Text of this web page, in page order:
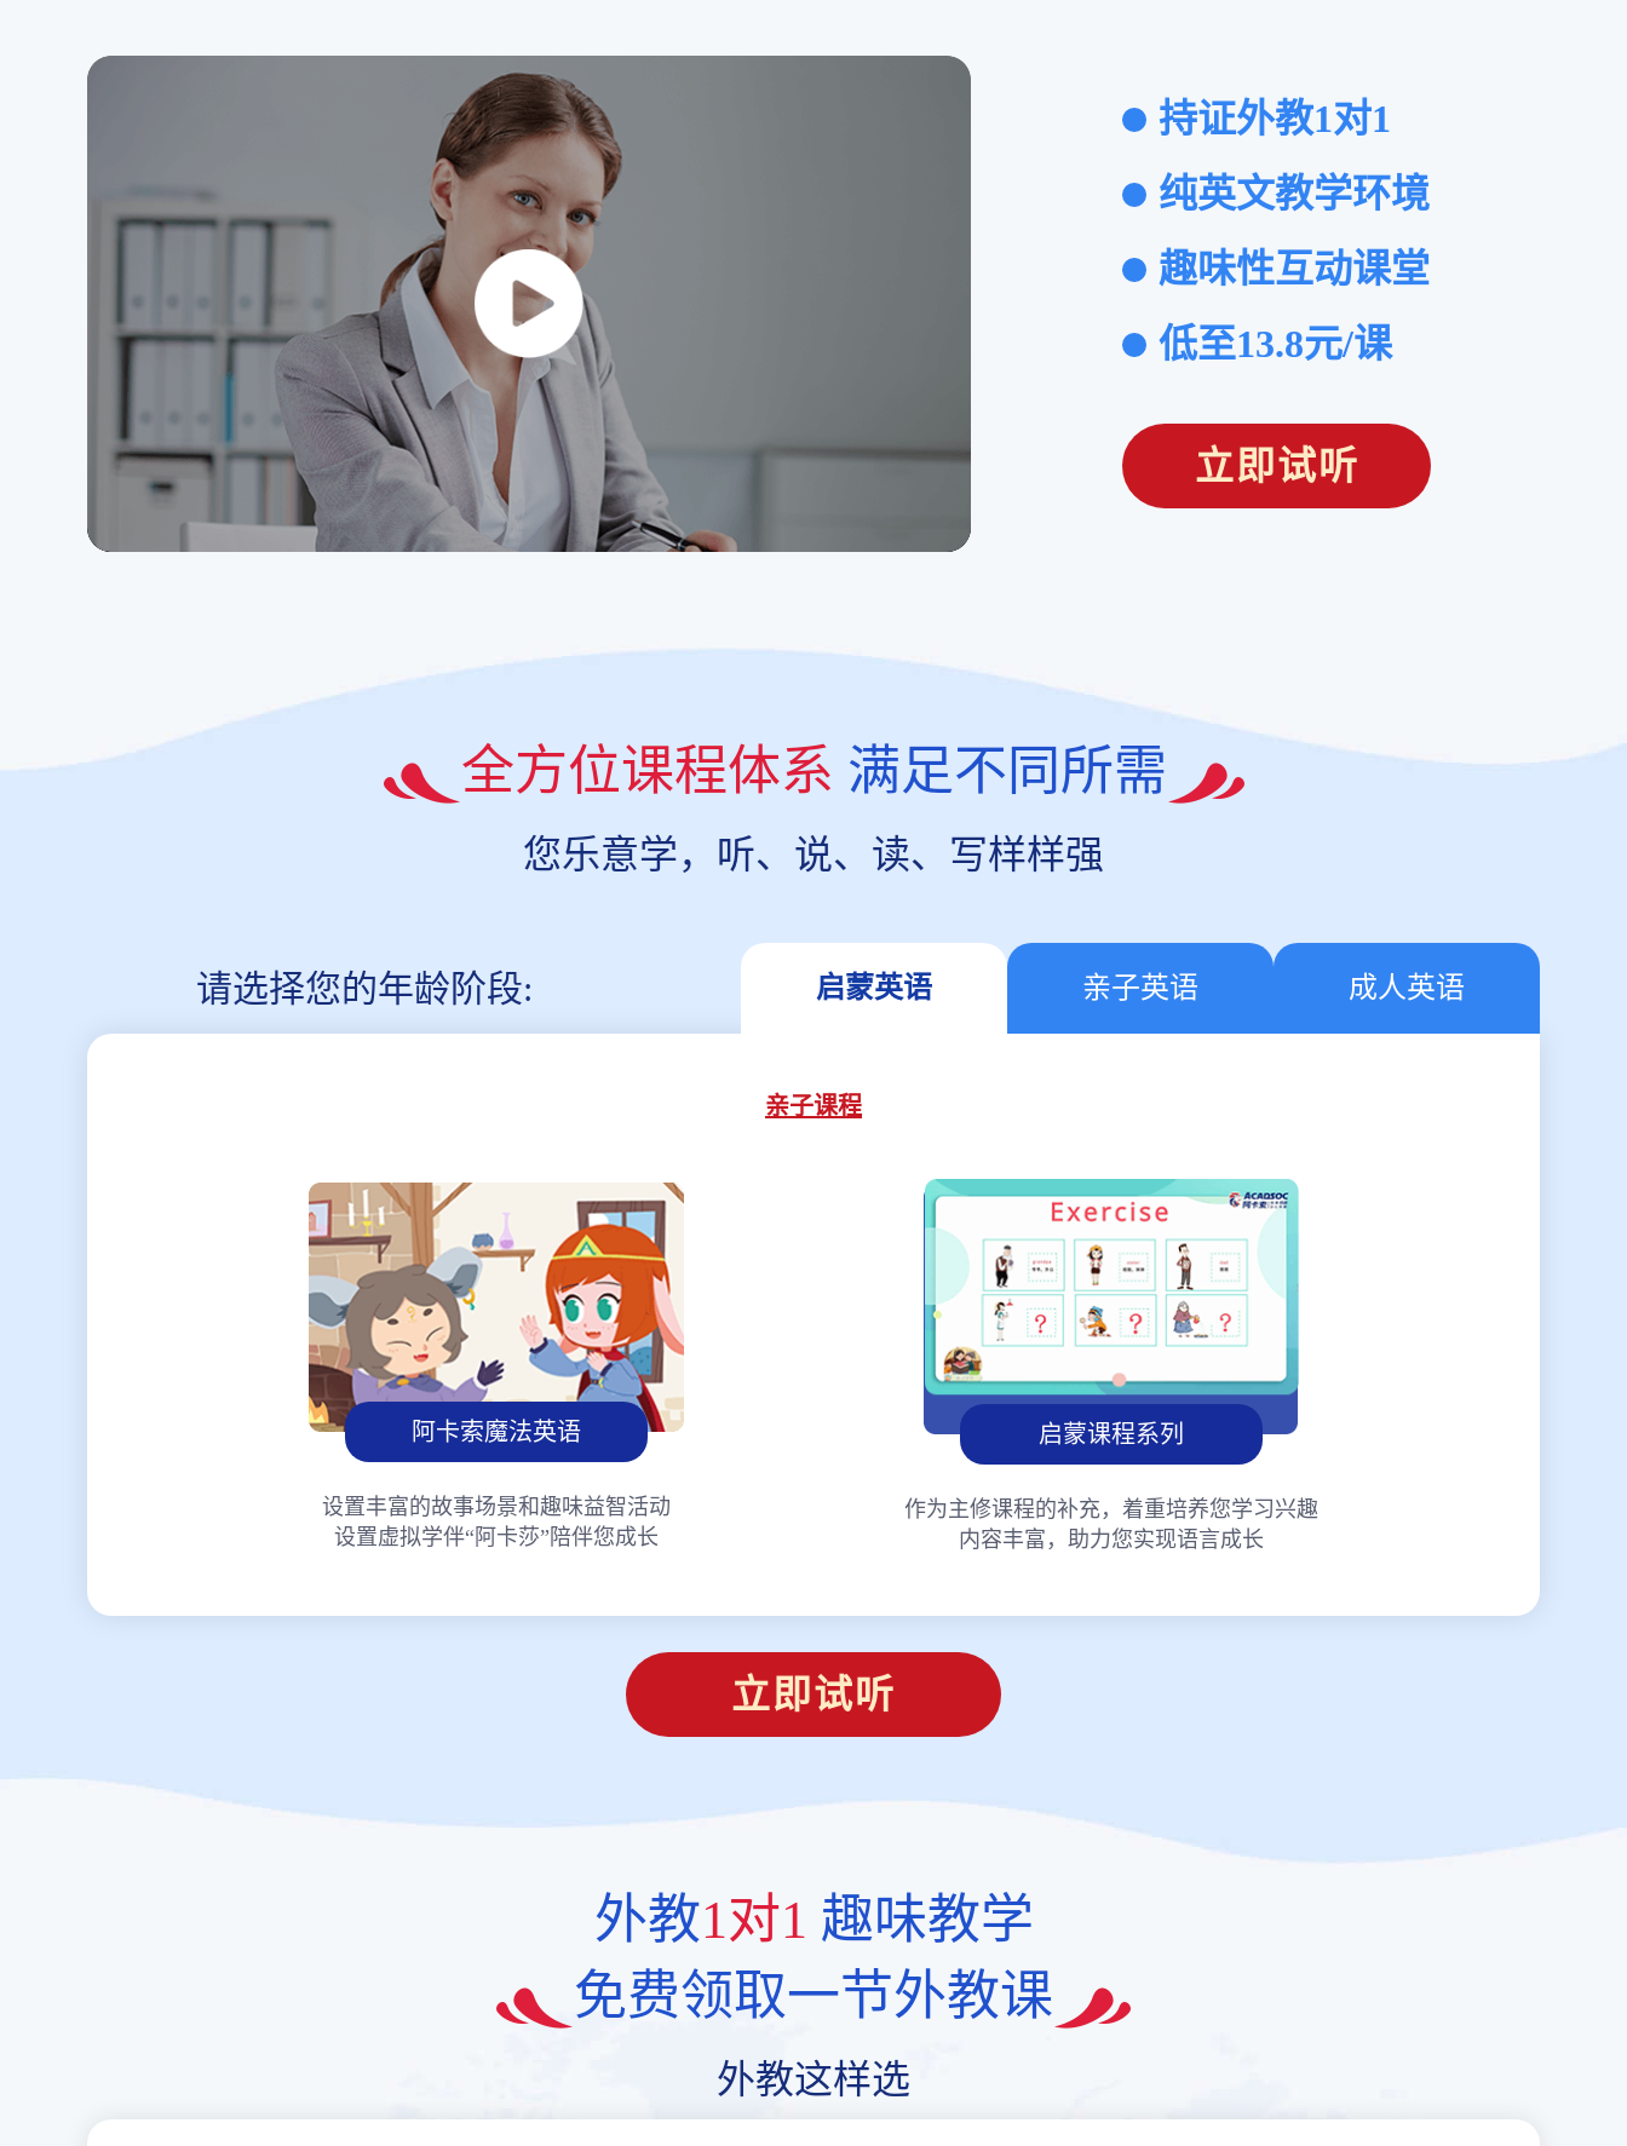
持证外教1对1
纯英文教学环境
趣味性互动课堂
低至13.8元/课
立即试听
全方位课程体系 满足不同所需
您乐意学，听、说、读、写样样强
请选择您的年龄阶段: 启蒙英语 亲子英语 成人英语
亲子课程
阿卡索魔法英语
设置丰富的故事场景和趣味益智活动
设置虚拟学伴“阿卡莎”陪伴您成长
启蒙课程系列
作为主修课程的补充，着重培养您学习兴趣
内容丰富，助力您实现语言成长
立即试听
外教1对1 趣味教学
免费领取一节外教课
外教这样选